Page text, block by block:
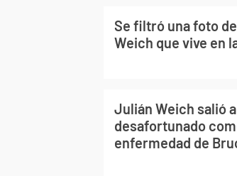
Se filtró una foto
Weich que vive en
Julián Weich salió
desafortunado
enfermedad de